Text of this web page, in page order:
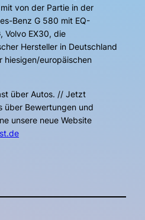
von der Partie in der
Benz G 580 mit EQ-
Volvo EX30, die
Hersteller in Deutschland
hiesigen/europäischen
über Autos. // Jetzt
über Bewertungen und
unsere neue Website